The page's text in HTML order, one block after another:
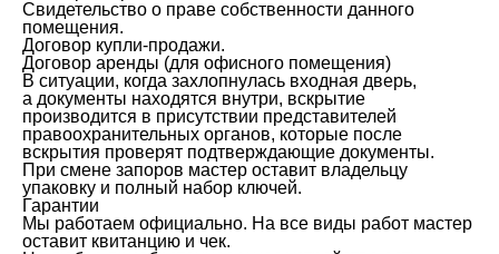
Свидетельство о праве собственности данного
помещения.
Договор купли-продажи.
Договор аренды (для офисного помещения)
В ситуации, когда захлопнулась входная дверь,
а документы находятся внутри, вскрытие
производится в присутствии представителей
правоохранительных органов, которые после
вскрытия проверят подтверждающие документы.
При смене запоров мастер оставит владельцу
упаковку и полный набор ключей.
Гарантии
Мы работаем официально. На все виды работ мастер
оставит квитанцию и чек.